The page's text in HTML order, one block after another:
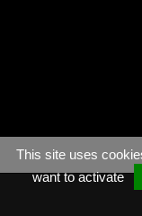
This site uses
want to activate